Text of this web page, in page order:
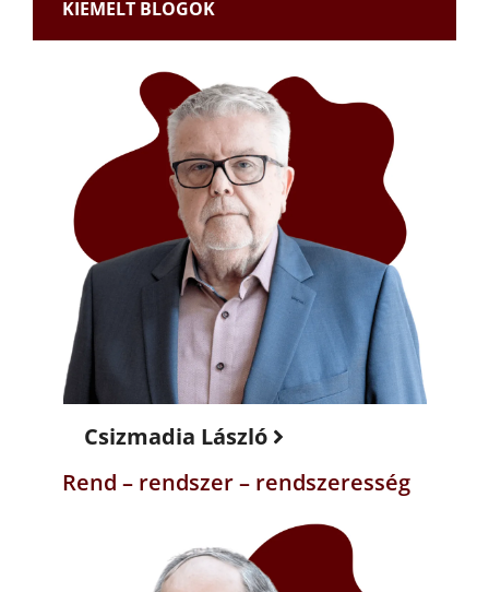
KIEMELT BLOGOK
Csizmadia László
Rend – rendszer – rendszeresség